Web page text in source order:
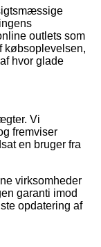
outlets som
købsoplevelsen,
hvor glade
Vi
fremviser
en bruger fra
virksomheder
garanti imod
opdatering af